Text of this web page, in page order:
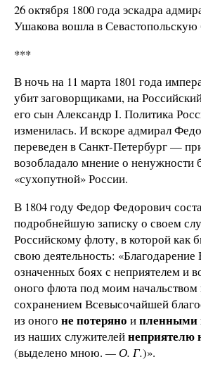
26 октября 1800 года эскадра
Ушакова вошла в Севастопольскую
***
В ночь на 11 марта 1801 года
убит заговорщиками, на
его сын Александр I. Политика
изменилась. И вскоре адмирал
переведен в Санкт-Петербург —
возобладало мнение о ненужности
«сухопутной» России.
В 1804 году Федор Федорович
подробнейшую записку о своем
Российскому флоту, в которой как
свою деятельность: «Благодарение
означенных боях с неприятелем и
оного флота под моим
сохранением Всевысочайшей
из оного не потеряно ипленными
из наших служителейнеприятелю
(выделено мною. — О. Г.)».